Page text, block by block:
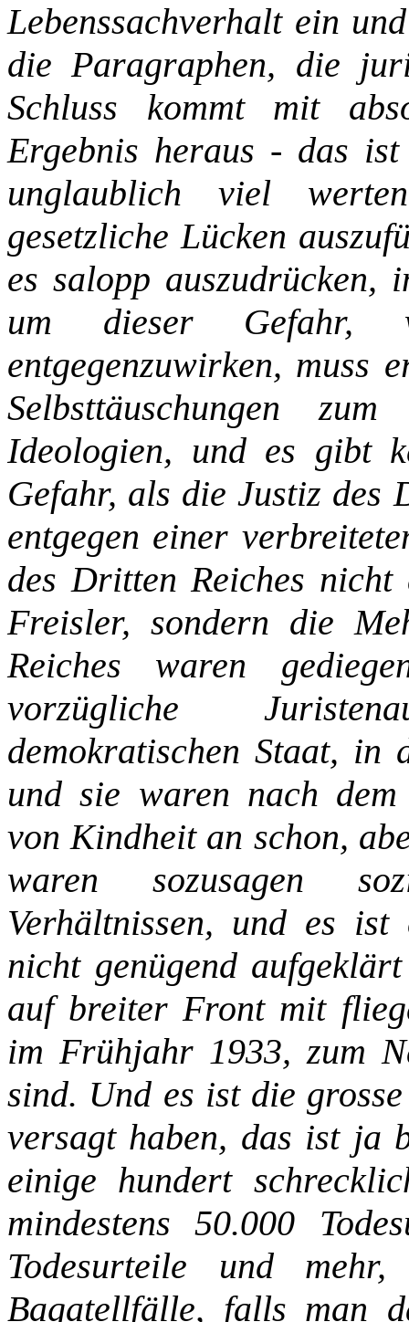
Lebenssachverhalt ein
die Paragraphen, die
Schluss kommt mit
Ergebnis heraus - das
unglaublich viel
gesetzliche Lücken
es salopp auszudrücken,
um dieser Gefahr,
entgegenzuwirken, muss
Selbsttäuschungen
Ideologien, und es gibt
Gefahr, als die Justiz des
entgegen einer
des Dritten Reiches
Freisler, sondern die
Reiches waren
vorzügliche
demokratischen Staat, in
und sie waren nach dem
von Kindheit an schon,
waren sozusagen
Verhältnissen, und es
nicht genügend
auf breiter Front mit
im Frühjahr 1933, zum
sind. Und es ist die
versagt haben, das ist ja
einige hundert
mindestens 50.000
Todesurteile und
Bagatellfälle, falls man